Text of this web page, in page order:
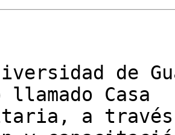
de
llamado Casa
a